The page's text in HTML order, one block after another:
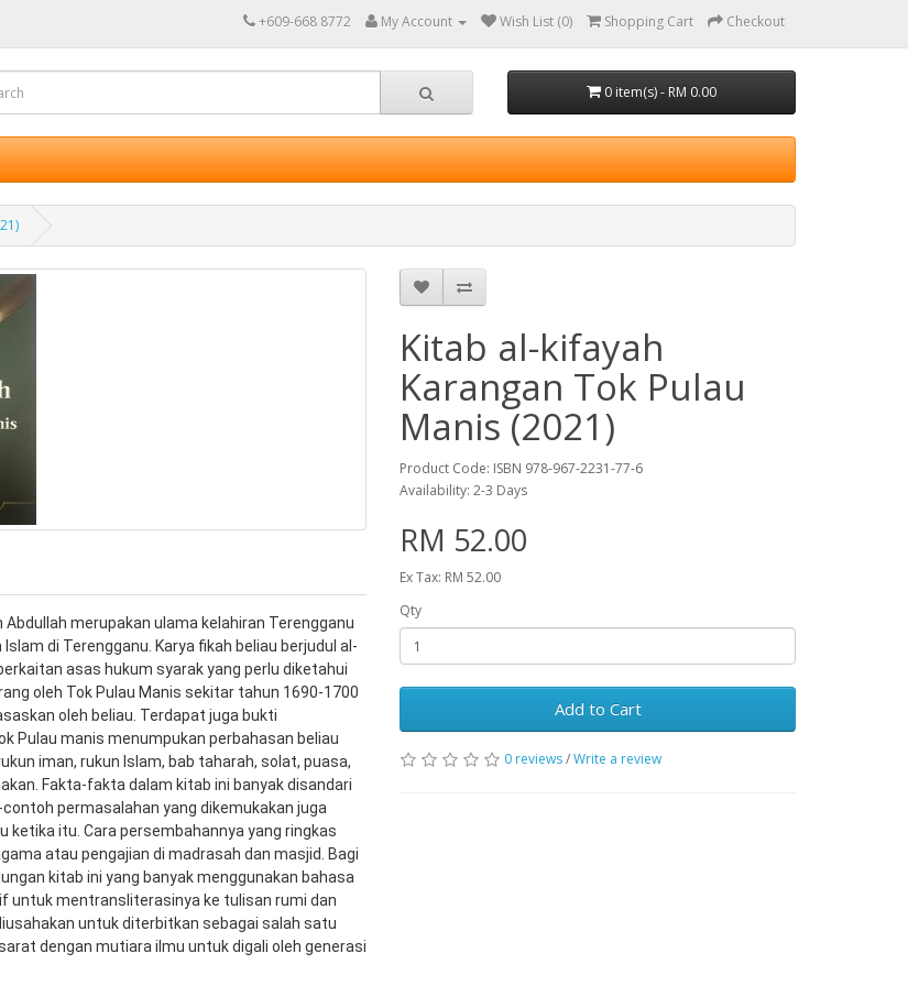
+609-668 8772 My Account Wish List (0) Shopping Cart Checkout
0 item(s) - RM 0.00
merupakan ulama kelahiran Terengganu
di Terengganu. Karya fikah beliau berjudul al-
asas hukum syarak yang perlu diketahui
oleh Tok Pulau Manis sekitar tahun 1690-1700
oleh beliau. Terdapat juga bukti
Pulau manis menumpukan perbahasan beliau
iman, rukun Islam, bab taharah, solat, puasa,
Fakta-fakta dalam kitab ini banyak disandari
permasalahan yang dikemukakan juga
ketika itu. Cara persembahannya yang ringkas
atau pengajian di madrasah dan masjid. Bagi
kitab ini yang banyak menggunakan bahasa
untuk mentransliterasinya ke tulisan rumi dan
untuk diterbitkan sebagai salah satu
dengan mutiara ilmu untuk digali oleh generasi
Kitab al-kifayah
Karangan Tok Pulau
Manis (2021)
Product Code: ISBN 978-967-2231-77-6
Availability: 2-3 Days
RM 52.00
Ex Tax: RM 52.00
Qty
Add to Cart
0 reviews/Write a review